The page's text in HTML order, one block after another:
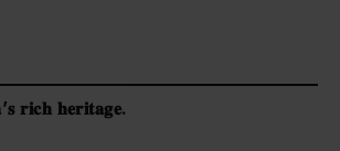
𝐫𝐢𝐜𝐡 𝐡𝐞𝐫𝐢𝐭𝐚𝐠𝐞.